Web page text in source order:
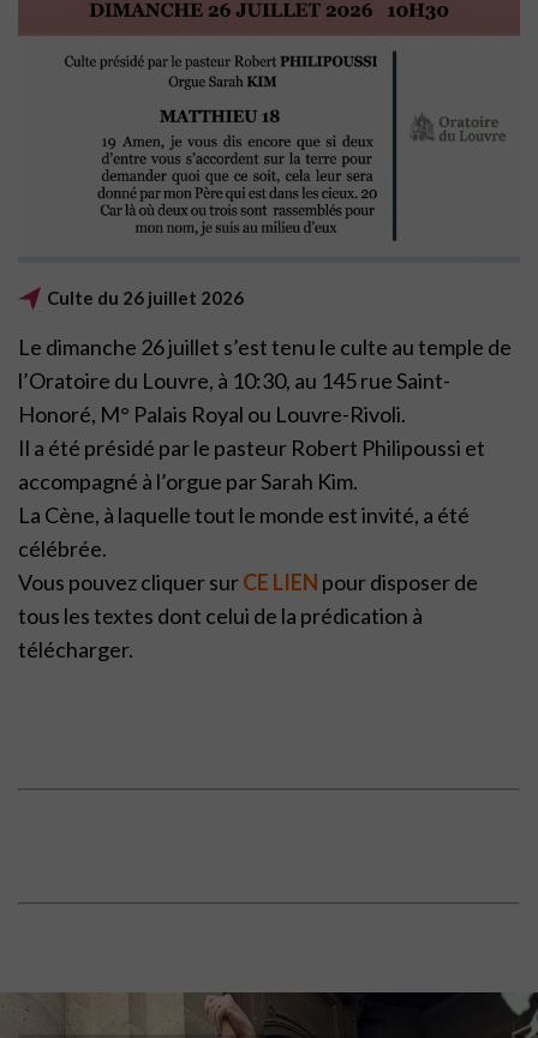
Culte du 26 juillet 2026
Le dimanche 26 juillet s’est tenu le culte au temple de
l’Oratoire du Louvre, à 10:30, au 145 rue Saint-
Honoré, M° Palais Royal ou Louvre-Rivoli.
Il a été présidé par le pasteur Robert Philipoussi et
accompagné à l’orgue par Sarah Kim.
La Cène, à laquelle tout le monde est invité, a été
célébrée.
Vous pouvez cliquer surCE LIEN pour disposer de
tous les textes dont celui de la prédication à
télécharger.